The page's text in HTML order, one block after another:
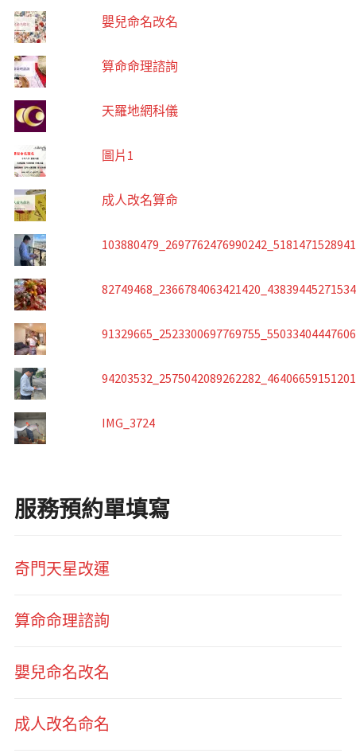
嬰兒命名改名
算命命理諮詢
天羅地網科儀
圖片1
成人改名算命
IMG_3724
服務預約單填寫
奇門天星改運
算命命理諮詢
嬰兒命名改名
成人改名命名